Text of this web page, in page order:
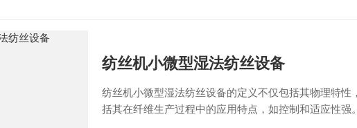
纺丝机小微型湿法纺丝设备
纺丝机小微型湿法纺丝设备的定义不仅包括其物理特性
括其在纤维生产过程中的应用特点，如控制和适应性强